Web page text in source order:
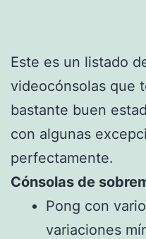
Este es un listado
videocónsolas que
bastante buen
con algunas
perfectamente.
Cónsolas de
Pong con
variaciones